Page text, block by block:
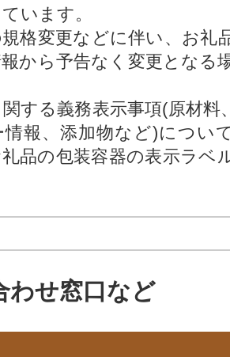
います。
格変更などに伴い、お礼
から予告なく変更となる
する義務表示事項(原材料
情報、添加物など)につい
品の包装容器の表示ラベ
わせ窓口など